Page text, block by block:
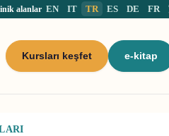
alanlar EN IT TR ES DE FR
Kursları keşfet e-kitap